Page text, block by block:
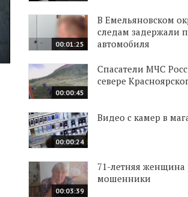
00:01:25
В Емельяновском
следам задержали
автомобиля
00:00:45
Спасатели МЧС
севере
00:00:24
Видео с камер в
00:03:39
71-летняя женщина
мошенники